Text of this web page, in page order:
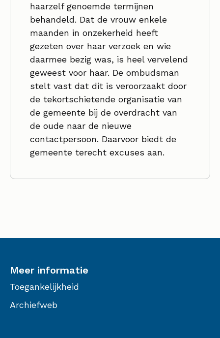
haarzelf genoemde termijnen
behandeld. Dat de vrouw enkele
maanden in onzekerheid heeft
gezeten over haar verzoek en wie
daarmee bezig was, is heel vervelend
geweest voor haar. De ombudsman
stelt vast dat dit is veroorzaakt door
de tekortschietende organisatie van
de gemeente bij de overdracht van
de oude naar de nieuwe
contactpersoon. Daarvoor biedt de
gemeente terecht excuses aan.
Meer informatie
Toegankelijkheid
Archiefweb